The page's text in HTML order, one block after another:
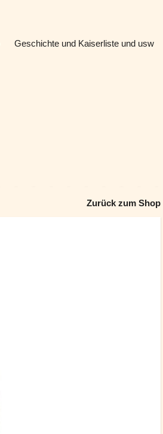
Geschichte und Kaiserliste und usw
Zurück zum Shop